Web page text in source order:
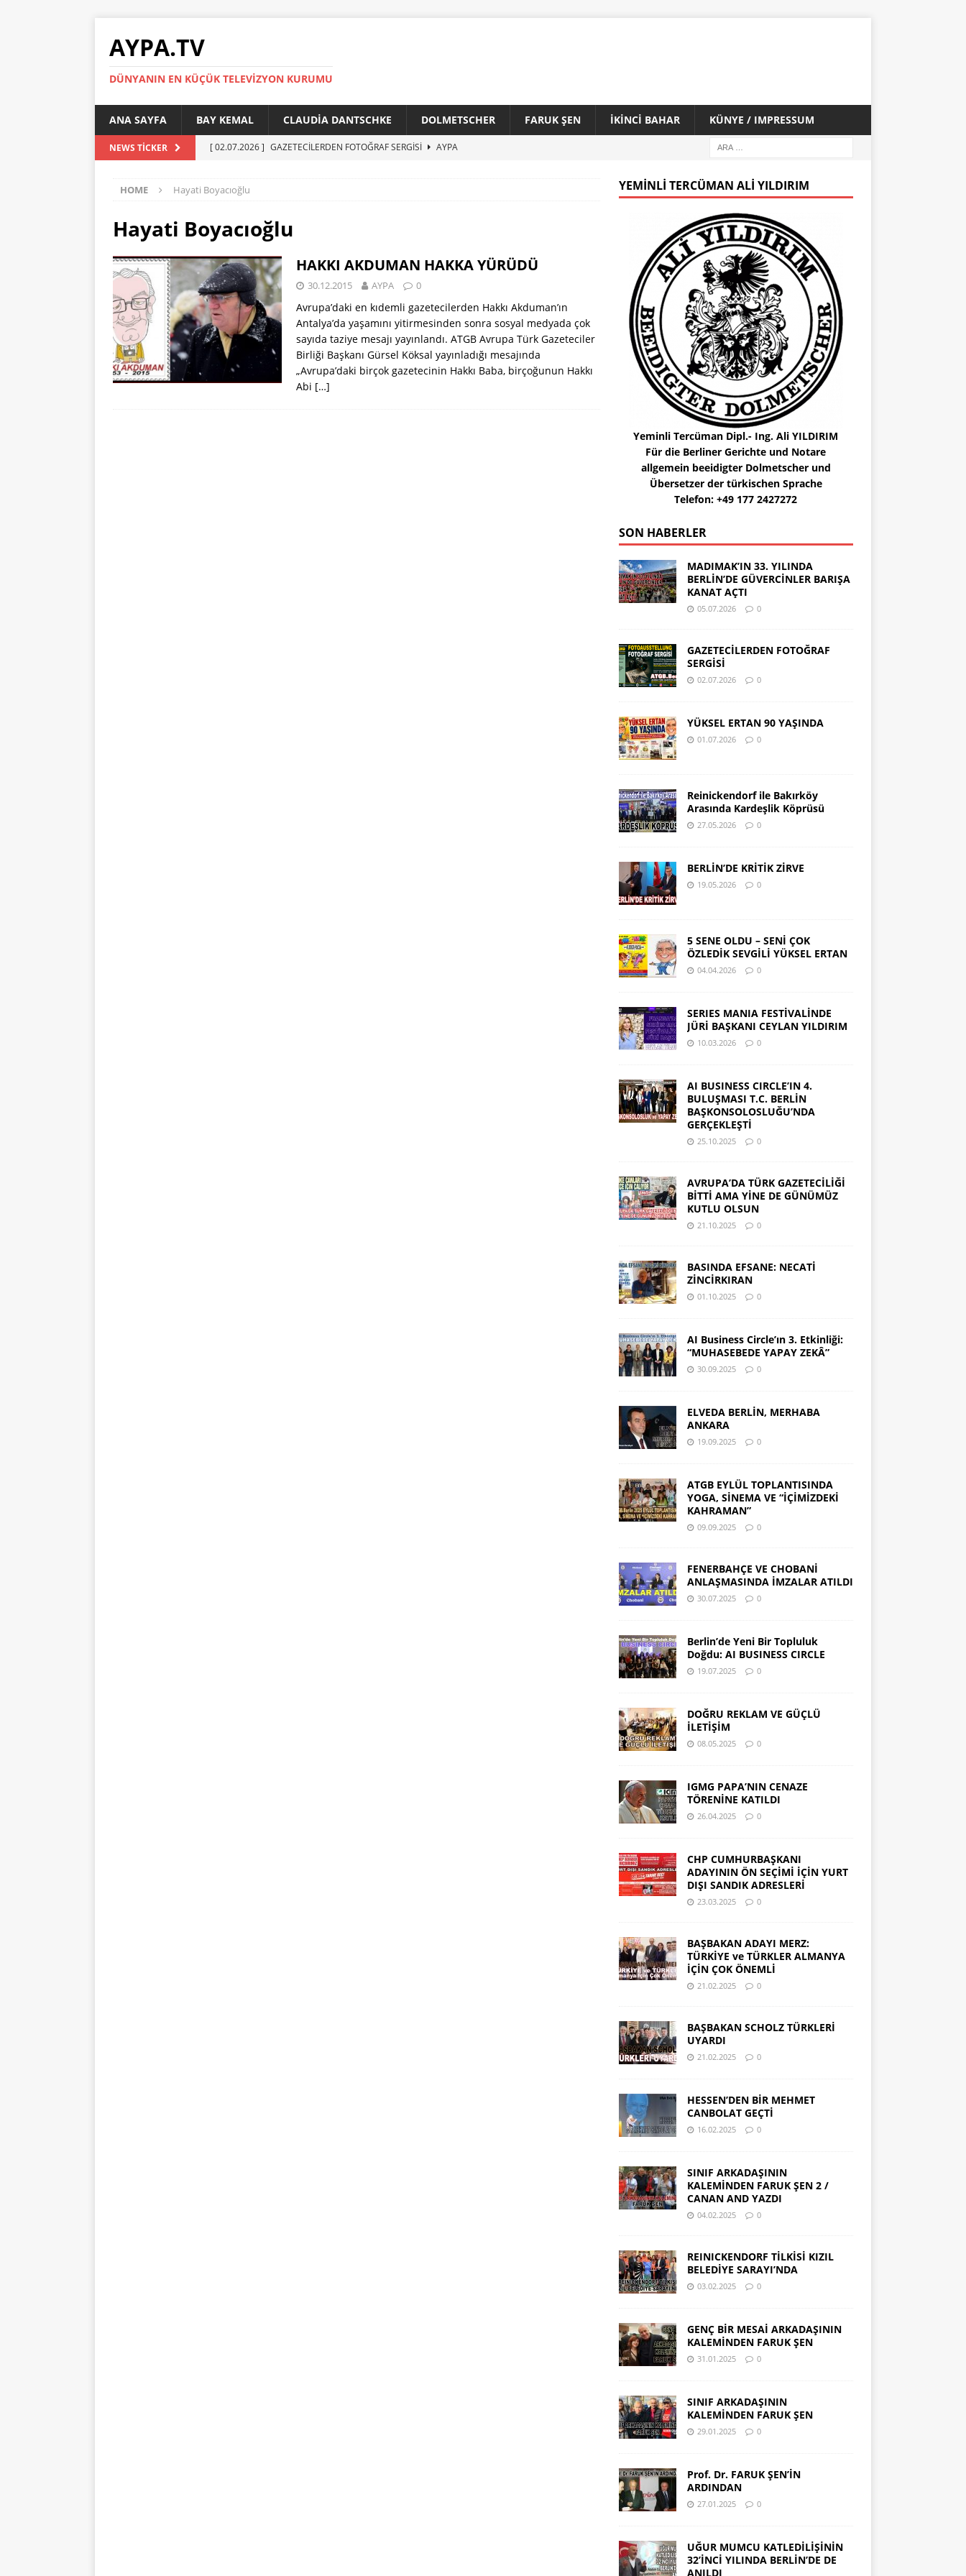
AYPA.TV
DÜNYANIN EN KÜÇÜK TELEVIZYON KURUMU
ANA SAYFA BAY KEMAL CLAUDIA DANTSCHKE DOLMETSCHER FARUK ŞEN İKİNCİ BAHAR KÜNYE / IMPRESSUM
NEWS TICKER [ 02.07.2026 ] GAZETECİLERDEN FOTOĞRAF SERGİSİ
AYPA
[ 27.05.2026 ]
[ 19.05.2026 ] BERLİN’DE KRİTİK ZİRVE
[ 05.07.2026 ] MADIMAK’IN 33. YILINDA BERLİN’DE GÜVERCİNLER BARIŞA KANAT AÇTI
AYPA
HOME Hayati Boyacıoğlu
Hayati Boyacıoğlu
HAKKI AKDUMAN HAKKA YÜRÜDÜ
30.12.2015 AYPA 0
Avrupa’daki en kıdemli gazetecilerden Hakkı Akduman’ın
Antalya’da yaşamını yitirmesinden sonra sosyal medyada çok
sayıda taziye mesajı yayınlandı. ATGB Avrupa Türk Gazeteciler
Birliği Başkanı Gürsel Köksal yayınladığı mesajında
„Avrupa’daki birçok gazetecinin Hakkı Baba, birçoğunun Hakkı
Abi […]
YEMINLI TERCÜMAN ALI YILDIRIM
Yeminli Tercüman Dipl.- Ing. Ali YILDIRIM
Für die Berliner Gerichte und Notare
allgemein beeidigter Dolmetscher und
Übersetzer der türkischen Sprache
Telefon: +49 177 2427272
SON HABERLER
MADIMAK’IN 33. YILINDA
BERLİN’DE GÜVERCİNLER BARIŞA
KANAT AÇTI
05.07.2026 0
GAZETECİLERDEN FOTOĞRAF
SERGİSİ
02.07.2026 0
YÜKSEL ERTAN 90 YAŞINDA
01.07.2026 0
Reinickendorf ile Bakırköy
Arasında Kardeşlik Köprüsü
27.05.2026 0
BERLİN’DE KRİTİK ZİRVE
19.05.2026 0
5 SENE OLDU – SENİ ÇOK
ÖZLEDİK SEVGİLİ YÜKSEL ERTAN
04.04.2026 0
SERIES MANIA FESTİVALİNDE
JÜRİ BAŞKANI CEYLAN YILDIRIM
10.03.2026 0
AI BUSINESS CIRCLE’IN 4.
BULUŞMASI T.C. BERLİN
BAŞKONSOLOSLUĞU’NDA
GERÇEKLEŞTİ
25.10.2025 0
AVRUPA’DA TÜRK GAZETECİLİĞİ
BİTTİ AMA YİNE DE GÜNÜMÜZ
KUTLU OLSUN
21.10.2025 0
BASINDA EFSANE: NECATİ
ZİNCİRKIRAN
01.10.2025 0
AI Business Circle’ın 3. Etkinliği:
“MUHASEBEDE YAPAY ZEKÂ”
30.09.2025 0
ELVEDA BERLİN, MERHABA
ANKARA
19.09.2025 0
ATGB EYLÜL TOPLANTISINDA
YOGA, SİNEMA VE “İÇİMİZDEKİ
KAHRAMAN”
09.09.2025 0
FENERBAHÇE VE CHOBANİ
ANLAŞMASINDA İMZALAR ATILDI
30.07.2025 0
Berlin’de Yeni Bir Topluluk
Doğdu: AI BUSINESS CIRCLE
19.07.2025 0
DOĞRU REKLAM VE GÜÇLÜ
İLETİŞİM
08.05.2025 0
IGMG PAPA’NIN CENAZE
TÖRENİNE KATILDI
26.04.2025 0
CHP CUMHURBAŞKANI
ADAYININ ÖN SEÇİMİ İÇİN YURT
DIŞI SANDIK ADRESLERİ
23.03.2025 0
BAŞBAKAN ADAYI MERZ:
TÜRKİYE ve TÜRKLER ALMANYA
İÇİN ÇOK ÖNEMLİ
21.02.2025 0
BAŞBAKAN SCHOLZ TÜRKLERİ
UYARDI
21.02.2025 0
HESSEN’DEN BİR MEHMET
CANBOLAT GEÇTİ
16.02.2025 0
SINIF ARKADAŞININ
KALEMİNDEN FARUK ŞEN 2 /
CANAN AND YAZDI
04.02.2025 0
REINICKENDORF TİLKİSİ KIZIL
BELEDİYE SARAYI’NDA
03.02.2025 0
GENÇ BİR MESAİ ARKADAŞININ
KALEMİNDEN FARUK ŞEN
31.01.2025 0
SINIF ARKADAŞININ
KALEMİNDEN FARUK ŞEN
29.01.2025 0
Prof. Dr. FARUK ŞEN’İN
ARDINDAN
27.01.2025 0
UĞUR MUMCU KATLEDİLİŞİNİN
32’İNCİ YILINDA BERLİN’DE DE
ANILDI